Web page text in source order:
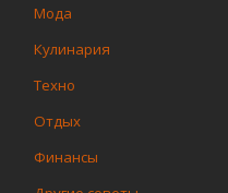
Мода
Кулинария
Техно
Отдых
Финансы